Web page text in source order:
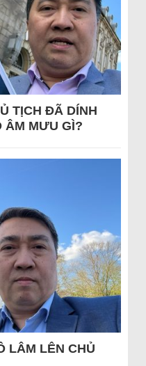
TỊCH ĐÃ DÍNH
ÂM MƯU GÌ?
LÂM LÊN CHỦ